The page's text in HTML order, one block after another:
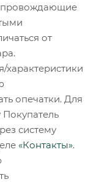
от
опечатки. Для
систему
«Контакты».